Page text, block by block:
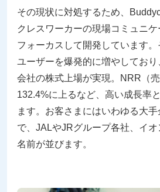
その現状に対処するため、
クレスワーカーの現場コミュニ
フォーカスして開発しています。
ユーザーを爆発的に増やしてお
会社の株式上場が実現。NRR（
132.4%に上るなど、高い成長率
ます。お客さまにはいわゆる大
で、JALやJRグループ各社、イ
名前が並びます。